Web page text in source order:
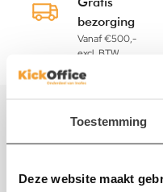
Toestemming
Deze website maakt
bezorging
Vanaf €500,-
excl. BTW
Informatie